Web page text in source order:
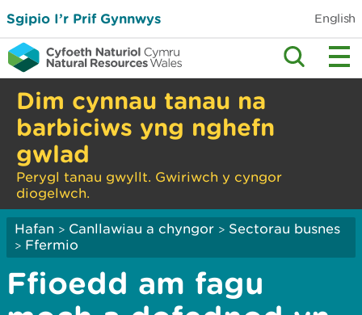
Sgipio I’r Prif Gynnwys English
Dim cynnau tanau na
barbiciws yng nghefn
gwlad
Perygl tanau gwyllt. Gwiriwch y cyngor
diogelwch.
Hafan > Canllawiau a chyngor > Sectorau busnes
> Ffermio
Ffioedd am fagu